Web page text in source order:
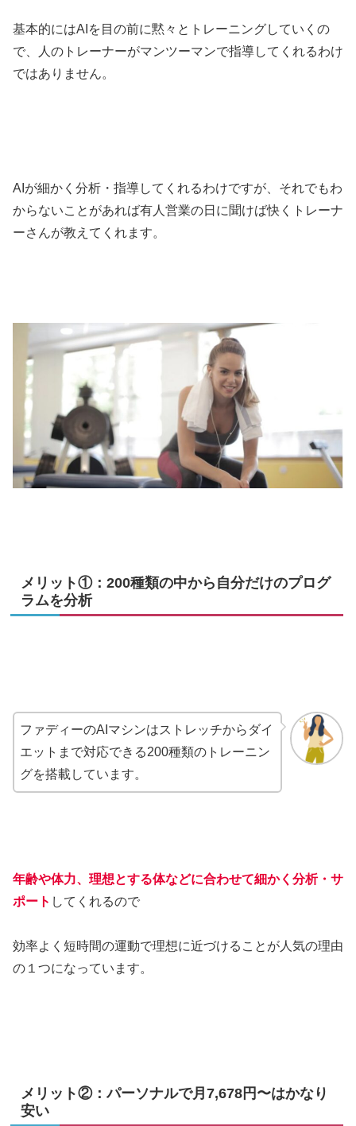
基本的にはAIを目の前に黙々とトレーニングしていくの
で、人のトレーナーがマンツーマンで指導してくれるわけ
ではありません。
AIが細かく分析・指導してくれるわけですが、それでもわ
からないことがあれば有人営業の日に聞けば快くトレーナ
ーさんが教えてくれます。
メリット①：200種類の中から自分だけのプログ
ラムを分析
ファディーのAIマシンはストレッチからダイ
エットまで対応できる200種類のトレーニン
グを搭載しています。
年齢や体力、理想とする体などに合わせて細かく分析・サ
ポート してくれるので
効率よく短時間の運動で理想に近づけることが人気の理由
の１つになっています。
メリット②：パーソナルで月7,678円〜はかなり
安い